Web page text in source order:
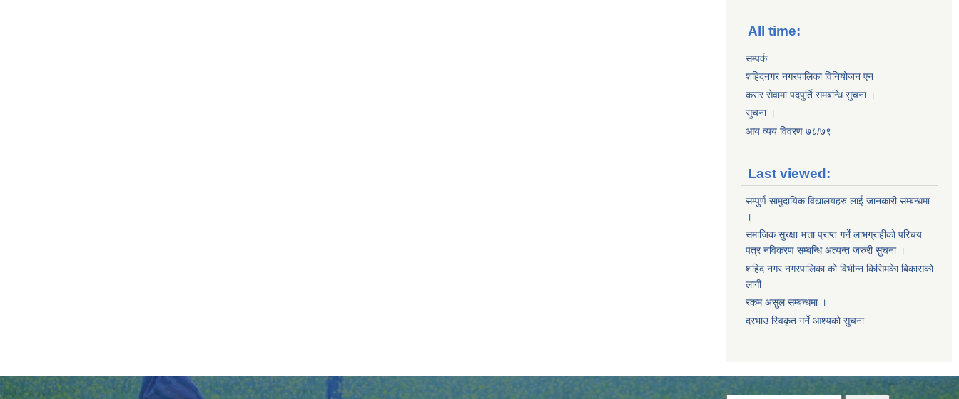
All time:
सम्पर्क
शहिदनगर नगरपालिका विनियोजन एन
करार सेवामा पदपुर्ति समबन्धि सुचना ।
सुचना ।
आय व्यय विवरण ७८/७९
Last viewed:
सम्पुर्ण सामुदायिक विद्यालयहरु लाई जानकारी सम्बन्धमा
।
समाजिक सुरक्षा भत्ता प्राप्त गर्ने लाभग्राहीको परिचय
पत्र नविकरण सम्बन्धि अत्यन्त जरुरी सुचना ।
शहिद नगर नगरपालिका काे विभीन्न किसिमकेा बिकासकाे
लागी
रकम असुल सम्बन्धमा ।
दरभाउ स्विकृत गर्ने आश्यको सुचना